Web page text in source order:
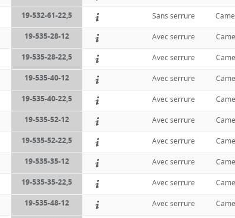
19-532-61-22,5 Sans serrure
19-535-28-12 Avec serrure
19-535-28-22,5 Avec serrure
19-535-40-12 Avec serrure
19-535-40-22,5 Avec serrure
19-535-52-12 Avec serrure
19-535-52-22,5 Avec serrure
19-535-35-12 Avec serrure
19-535-35-22,5 Avec serrure
19-535-48-12 Avec serrure